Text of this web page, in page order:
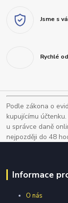
Jsme s
Rychlé
Podle zákona o
kupujícímu
u správce daně
nejpozději do 48
Informace
O nás